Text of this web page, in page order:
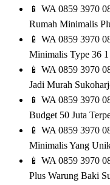
📱 WA 0859 3970
Rumah Minimalis
📱 WA 0859 3970
Minimalis Type 36
📱 WA 0859 3970
Jadi Murah
📱 WA 0859 3970
Budget 50 Juta
📱 WA 0859 3970
Minimalis Yang
📱 WA 0859 3970
Plus Warung Baki